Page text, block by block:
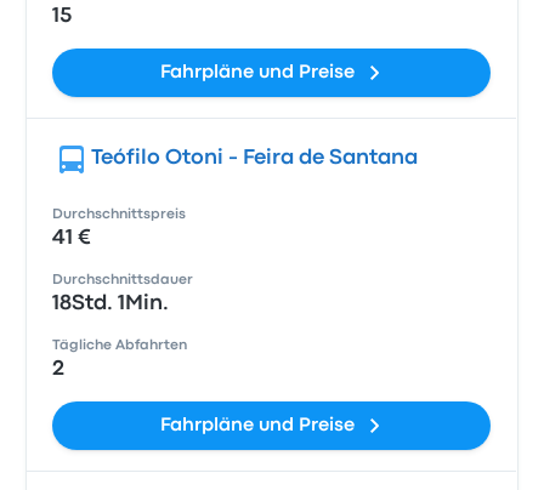
15
Fahrpläne und Preise
Teófilo Otoni - Feira de Santana
Durchschnittspreis
41 €
Durchschnittsdauer
18Std. 1Min.
Tägliche Abfahrten
2
Fahrpläne und Preise